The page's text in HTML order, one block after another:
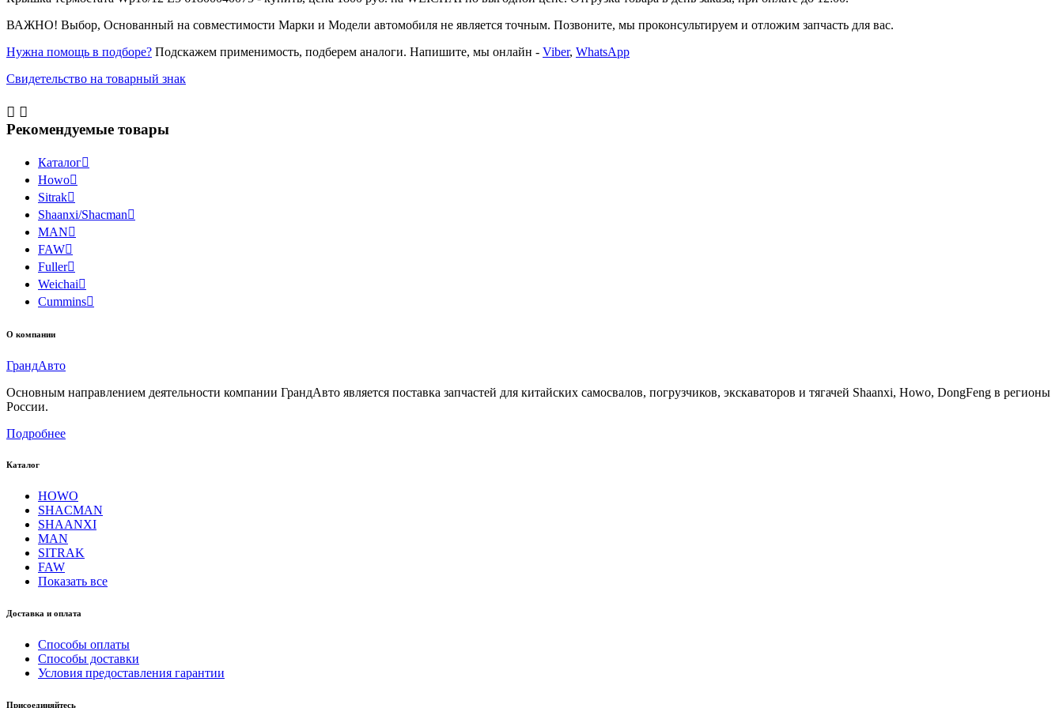
ВАЖНО! Выбор, Основанный на совместимости Марки и Модели автомобиля не является точным. Позвоните, мы проконсультируем и отложим запчасть для вас.
Нужна помощь в подборе? Подскажем применимость, подберем аналоги. Напишите, мы онлайн - Viber, WhatsApp
Свидетельство на товарный знак
 
Рекомендуемые товары
Каталог
Howo
Sitrak
Shaanxi/Shacman
MAN
FAW
Fuller
Weichai
Cummins
О компании
ГрандАвто
Основным направлением деятельности компании ГрандАвто является поставка запчастей для китайских самосвалов, погрузчиков, экскаваторов и тягачей Shaanxi, Howo, DongFeng в регионы
России.
Подробнее
Каталог
HOWO
SHACMAN
SHAANXI
MAN
SITRAK
FAW
Показать все
Доставка и оплата
Способы оплаты
Способы доставки
Условия предоставления гарантии
Присоединяйтесь